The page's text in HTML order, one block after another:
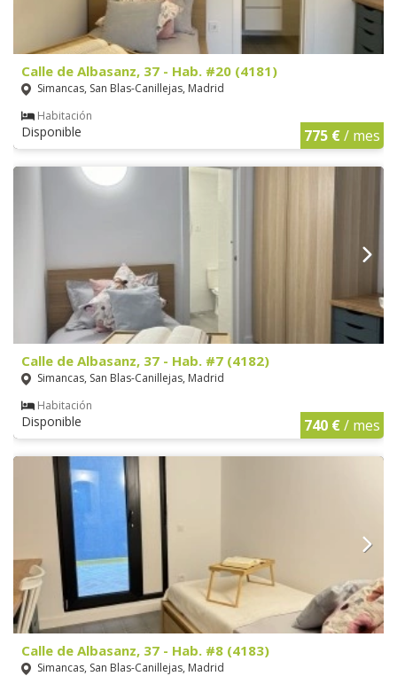
Calle de Albasanz, 37 - Hab. #20 (4181)
Simancas, San Blas-Canillejas, Madrid
Habitación
Disponible 775 €/ mes
Calle de Albasanz, 37 - Hab. #7 (4182)
Simancas, San Blas-Canillejas, Madrid
Habitación
Disponible 740 €/ mes
Calle de Albasanz, 37 - Hab. #8 (4183)
Simancas, San Blas-Canillejas, Madrid